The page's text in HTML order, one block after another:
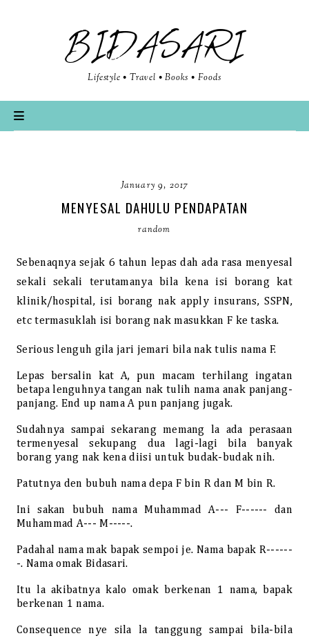
BIDASARI
Lifestyle • Travel • Books • Foods
January 9, 2017
MENYESAL DAHULU PENDAPATAN
random
Sebenaqnya sejak 6 tahun lepas dah ada rasa menyesal
sekali sekali terutamanya bila kena isi borang kat
klinik/hospital, isi borang nak apply insurans, SSPN,
etc termasuklah isi borang nak masukkan F ke taska.
Serious lenguh gila jari jemari bila nak tulis nama F.
Lepas bersalin kat A, pun macam terhilang ingatan
betapa lenguhnya tangan nak tulih nama anak panjang-
panjang. End up nama A pun panjang jugak.
Sudahnya sampai sekarang memang la ada perasaan
termenyesal sekupang dua lagi-lagi bila banyak
borang yang nak kena diisi untuk budak-budak nih.
Patutnya den bubuh nama depa F bin R dan M bin R.
Ini sakan bubuh nama Muhammad A--- F------ dan
Muhammad A--- M-----.
Padahal nama mak bapak sempoi je. Nama bapak R------
-. Nama omak Bidasari.
Itu la akibatnya kalo omak berkenan 1 nama, bapak
berkenan 1 nama.
Consequence nye sila la tanggung sampai bila-bila